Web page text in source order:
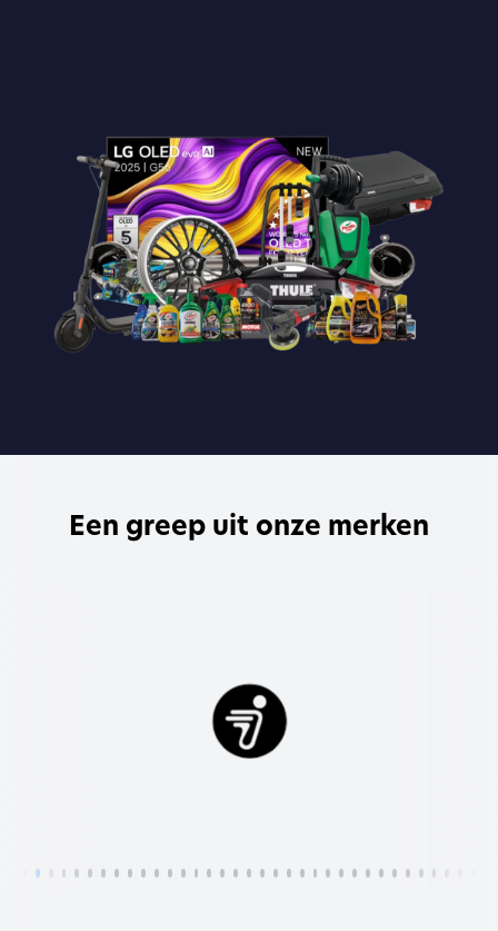
Een greep uit onze merken